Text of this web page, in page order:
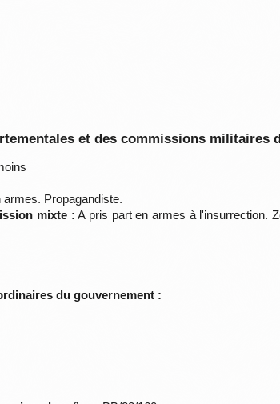
et des commissions militaires
armes. Propagandiste.
mixte : A pris part en armes à l'insurrection.
du gouvernement :